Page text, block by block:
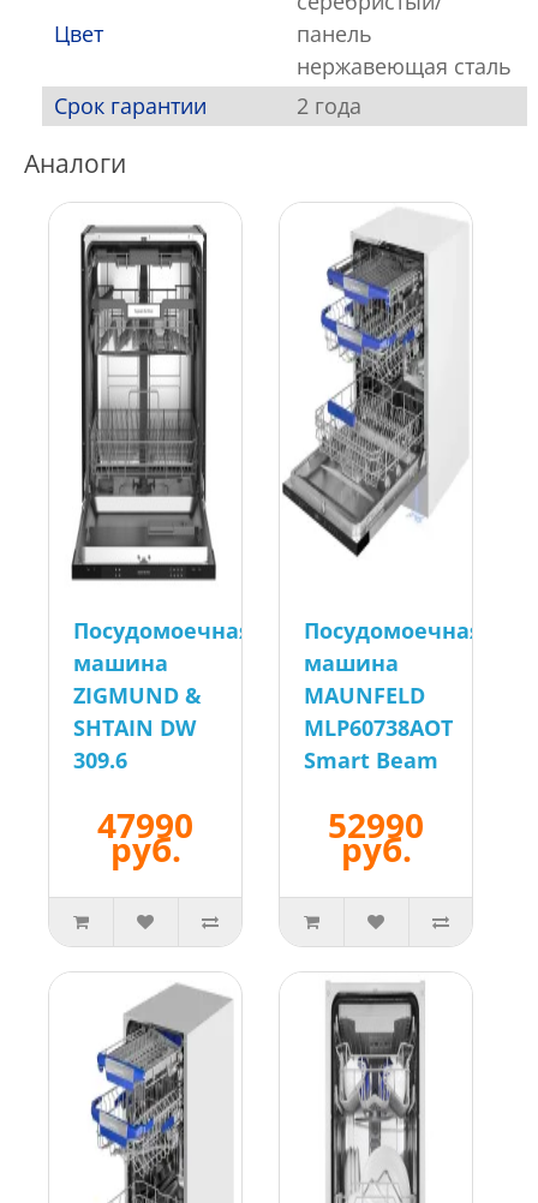
Цвет
панель
нержавеющая сталь
Срок гарантии
2 года
Аналоги
Посудомоечная
машина
ZIGMUND &
SHTAIN DW
309.6
47990
руб.
Посудомоечная
машина
MAUNFELD
MLP60738AOT
Smart Beam
52990
руб.